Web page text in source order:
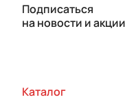
Подписаться
на новости и акции
Каталог